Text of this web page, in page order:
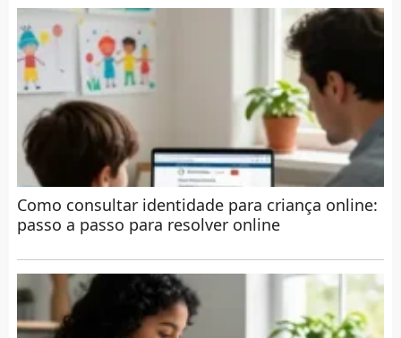
Como consultar identidade para criança online:
passo a passo para resolver online